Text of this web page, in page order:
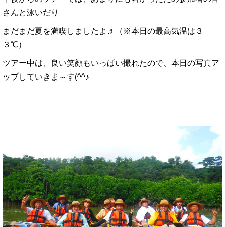
さんと泳いだり
まだまだ夏を満喫しましたよ♬（※本日の最高気温は３
３℃）
ツアー中は、良い笑顔もいっぱい撮れたので、本日の写真ア
ップしていきま～す(^^♪